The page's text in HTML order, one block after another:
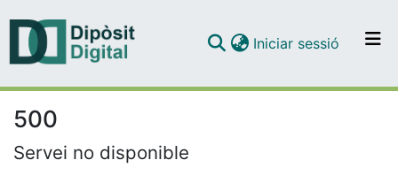
Iniciar sessió (current)
500
Servei no disponible